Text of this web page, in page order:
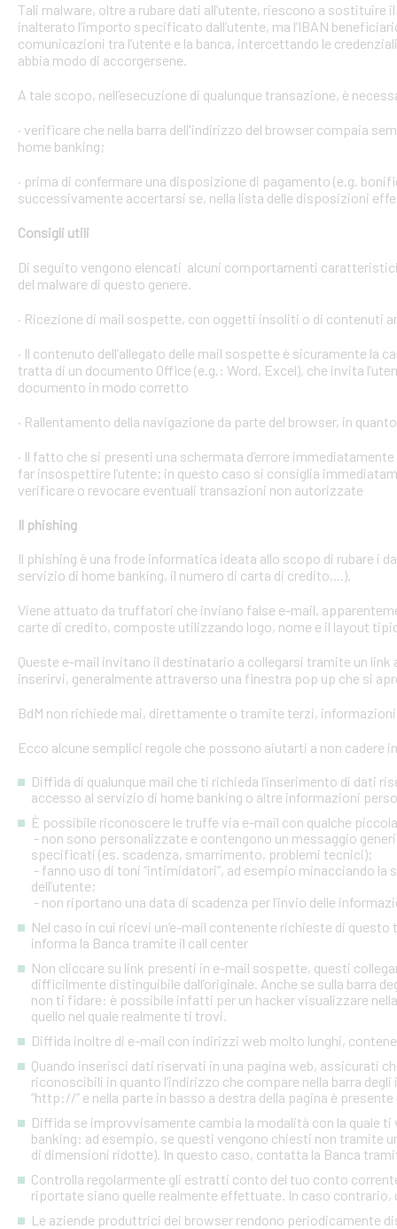
Tali malware, oltre a rubare dati all’utente, riescono a
inalterato l’importo specificato dall’utente, ma l’IBAN
comunicazioni tra l’utente e la banca, intercettando le
abbia modo di accorgersene.
A tale scopo, nell’esecuzione di qualunque transazione, è
· verificare che nella barra dell'indirizzo del browser compaia
home banking;
· prima di confermare una disposizione di pagamento (e.g.
successivamente accertarsi se, nella lista delle disposizioni
Consigli utili
Di seguito vengono elencati alcuni comportamenti
del malware di questo genere.
· Ricezione di mail sospette, con oggetti insoliti o di contenuti
· Il contenuto dell’allegato delle mail sospette è sicuramente
tratta di un documento Office (e.g.: Word, Excel), che invita
documento in modo corretto
· Rallentamento della navigazione da parte del browser, in
· Il fatto che si presenti una schermata d’errore
far insospettire l’utente; in questo caso si consiglia
verificare o revocare eventuali transazioni non autorizzate
Il phishing
Il phishing è una frode informatica ideata allo scopo di rubare i
servizio di home banking, il numero di carta di credito,...).
Viene attuato da truffatori che inviano false e-mail,
carte di credito, composte utilizzando logo, nome e il layout
Queste e-mail invitano il destinatario a collegarsi tramite un
inserirvi, generalmente attraverso una finestra pop up che si
BdM non richiede mai, direttamente o tramite terzi,
Ecco alcune semplici regole che possono aiutarti a non cadere
Diffida di qualunque mail che ti richieda l’inserimento di dati
accesso al servizio di home banking o altre informazioni
È possibile riconoscere le truffe via e-mail con qualche
- non sono personalizzate e contengono un messaggio
specificati (es. scadenza, smarrimento, problemi tecnici);
- fanno uso di toni “intimidatori”, ad esempio minacciando
dell’utente;
- non riportano una data di scadenza per l’invio delle
Nel caso in cui ricevi un’e-mail contenente richieste di
informa la Banca tramite il call center
Non cliccare su link presenti in e-mail sospette, questi
difficilmente distinguibile dall’originale. Anche se sulla barra
non ti fidare: è possibile infatti per un hacker visualizzare
quello nel quale realmente ti trovi.
Diffida inoltre di e-mail con indirizzi web molto lunghi,
Quando inserisci dati riservati in una pagina web, assicurati
riconoscibili in quanto l’indirizzo che compare nella barra
“http://” e nella parte in basso a destra della pagina è
Diffida se improvvisamente cambia la modalità con la quale
banking: ad esempio, se questi vengono chiesti non tramite
di dimensioni ridotte). In questo caso, contatta la Banca
Controlla regolarmente gli estratti conto del tuo conto
riportate siano quelle realmente effettuate. In caso
Le aziende produttrici dei browser rendono periodicamente